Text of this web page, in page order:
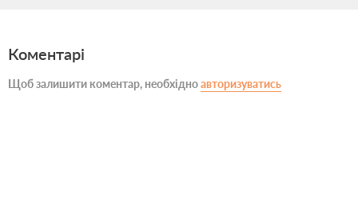
Коментарі
Щоб залишити коментар, необхідноавторизуватись